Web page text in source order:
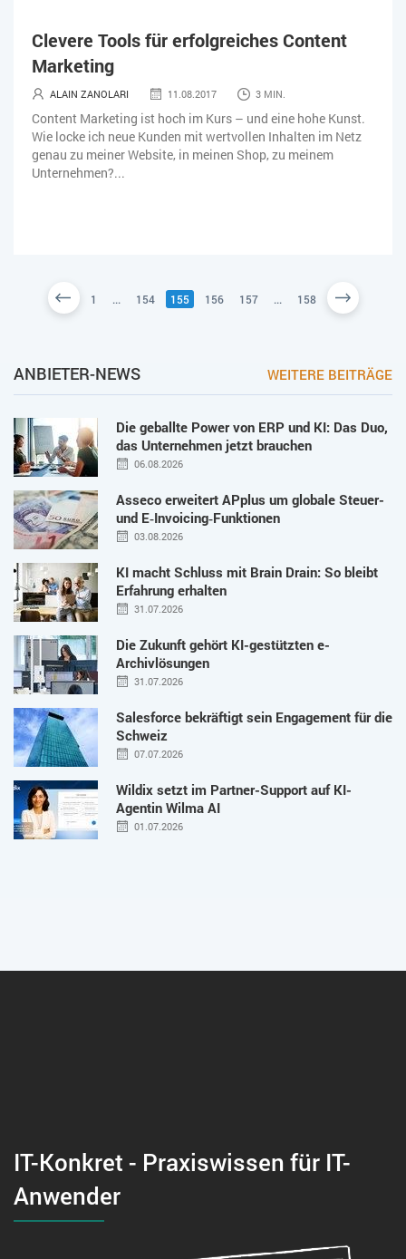
Clevere Tools für erfolgreiches Content
Marketing
ALAIN ZANOLARI 11.08.2017 3 MIN.
Content Marketing ist hoch im Kurs – und eine hohe Kunst.
Wie locke ich neue Kunden mit wertvollen Inhalten im Netz
genau zu meiner Website, in meinen Shop, zu meinem
Unternehmen?...
1 ... 154 155 156 157 ... 158
ANBIETER-NEWS WEITERE BEITRÄGE
Die geballte Power von ERP und KI: Das Duo,
das Unternehmen jetzt brauchen
06.08.2026
Asseco erweitert APplus um globale Steuer-
und E‑Invoicing‑Funktionen
03.08.2026
KI macht Schluss mit Brain Drain: So bleibt
Erfahrung erhalten
31.07.2026
Die Zukunft gehört KI-gestützten e-
Archivlösungen
31.07.2026
Salesforce bekräftigt sein Engagement für die
Schweiz
07.07.2026
Wildix setzt im Partner-Support auf KI-
Agentin Wilma AI
01.07.2026
IT-Konkret - Praxiswissen für IT-
Anwender